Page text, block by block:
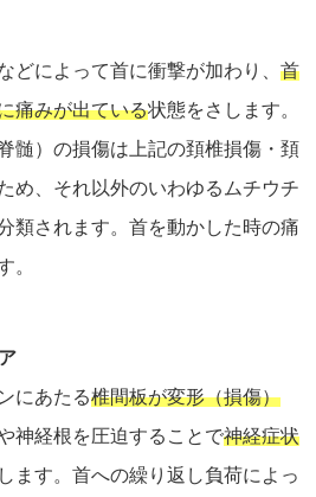
どによって首に衝撃が加わり、 首
痛みが出ている状態をさします。
髄）の損傷は上記の頚椎損傷・頚
め、それ以外のいわゆるムチウチ
類されます。首を動かした時の痛
。
にあたる椎間板が変形（損傷）
神経根を圧迫することで神経症状
ます。首への繰り返し負荷によっ